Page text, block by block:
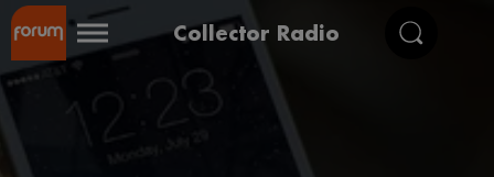
Collector Radio